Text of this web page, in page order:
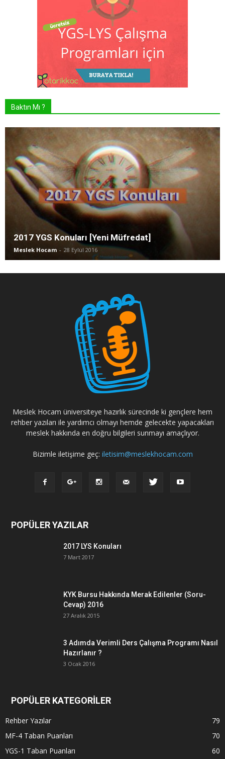
Baktın Mı ?
2017 YGS Konuları [Yeni Müfredat]
Meslek Hocam - 28 Eylül 2016
Meslek Hocam üniversiteye hazırlık sürecinde ki gençlere hem
rehber yazıları ile yardımcı olmayı hemde gelecekte yapacakları
meslek hakkında en doğru bilgileri sunmayı amaçlıyor.
Bizimle iletişime geç: iletisim@meslekhocam.com
POPÜLER YAZILAR
2017 LYS Konuları
7 Mart 2017
KYK Bursu Hakkında Merak Edilenler (Soru-
Cevap) 2016
27 Aralık 2015
3 Adımda Verimli Ders Çalışma Programı Nasıl
Hazırlanır ?
3 Ocak 2016
POPÜLER KATEGORİLER
Rehber Yazılar
79
MF-4 Taban Puanları
70
YGS-1 Taban Puanları
60